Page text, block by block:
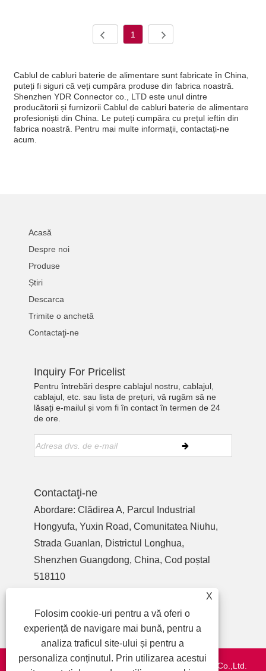
1
Cablul de cabluri baterie de alimentare sunt fabricate în China,
puteți fi siguri că veți cumpăra produse din fabrica noastră.
Shenzhen YDR Connector co., LTD este unul dintre
producătorii și furnizorii Cablul de cabluri baterie de alimentare
profesioniști din China. Le puteți cumpăra cu prețul ieftin din
fabrica noastră. Pentru mai multe informații, contactați-ne
acum.
Acasă
Despre noi
Produse
Știri
Descarca
Trimite o anchetă
Contactaţi-ne
Inquiry For Pricelist
Pentru întrebări despre cablajul nostru, cablajul,
cablajul, etc. sau lista de prețuri, vă rugăm să ne
lăsați e-mailul și vom fi în contact în termen de 24
de ore.
Contactaţi-ne
Abordare: Clădirea A, Parcul Industrial
Hongyufa, Yuxin Road, Comunitatea Niuhu,
Strada Guanlan, Districtul Longhua,
Shenzhen Guangdong, China, Cod poștal
518110
Telefon:+86-13713718026
E-mail:wzl@szydr.com
Drepturi de autor © 2021 Shenzhen YDR Connector Co.,Ltd.
X
Folosim cookie-uri pentru a vă oferi o
experiență de navigare mai bună, pentru a
analiza traficul site-ului și pentru a
personaliza conținutul. Prin utilizarea acestui